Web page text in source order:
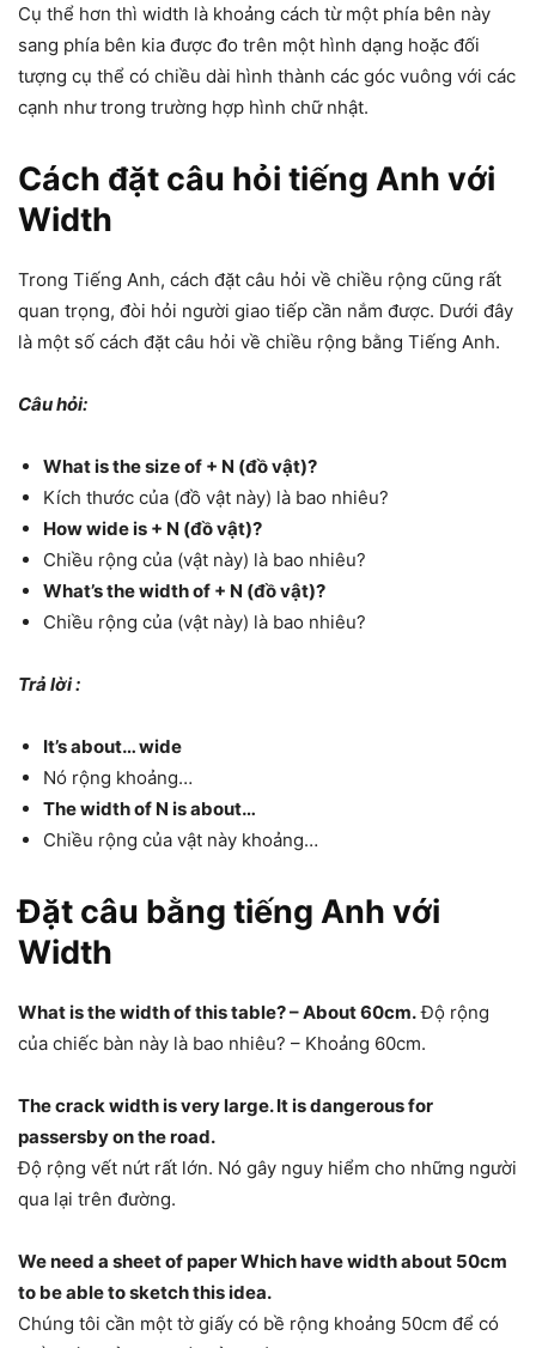
Cụ thể hơn thì width là khoảng cách từ một phía bên này
sang phía bên kia được đo trên một hình dạng hoặc đối
tượng cụ thể có chiều dài hình thành các góc vuông với các
cạnh như trong trường hợp hình chữ nhật.
Cách đặt câu hỏi tiếng Anh với
Width
Trong Tiếng Anh, cách đặt câu hỏi về chiều rộng cũng rất
quan trọng, đòi hỏi người giao tiếp cần nắm được. Dưới đây
là một số cách đặt câu hỏi về chiều rộng bằng Tiếng Anh.
Câu hỏi:
What is the size of + N (đồ vật)?
Kích thước của (đồ vật này) là bao nhiêu?
How wide is + N (đồ vật)?
Chiều rộng của (vật này) là bao nhiêu?
What’s the width of + N (đồ vật)?
Chiều rộng của (vật này) là bao nhiêu?
Trả lời :
It’s about… wide
Nó rộng khoảng…
The width of N is about…
Chiều rộng của vật này khoảng…
Đặt câu bằng tiếng Anh với
Width
What is the width of this table? – About 60cm.Độ rộng
của chiếc bàn này là bao nhiêu? – Khoảng 60cm.
The crack width is very large. It is dangerous for
passersby on the road.
Độ rộng vết nứt rất lớn. Nó gây nguy hiểm cho những người
qua lại trên đường.
We need a sheet of paper Which have width about 50cm
to be able to sketch this idea.
Chúng tôi cần một tờ giấy có bề rộng khoảng 50cm để có